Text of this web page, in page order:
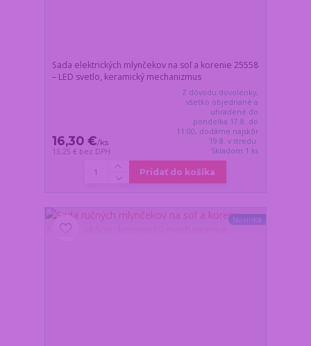
Sada elektrických mlynčekov na soľ a korenie 25558
– LED svetlo, keramický mechanizmus
16,30 €/ks
13,25 € bez DPH
Z dôvodu dovolenky,
všetko objednané a
uhradené do
pondelka 17.8. do
11:00, dodáme najskôr
19.8. v stredu.
Skladom 1 ks
Pridať do košíka
Novinka